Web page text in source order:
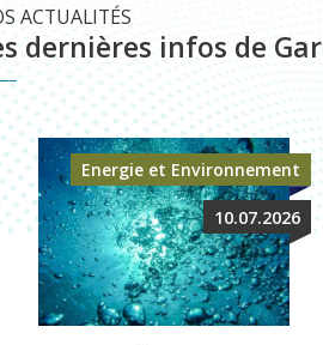
dernières infos de
ACTUALITÉS
10.07.2026
Energie et Environnement